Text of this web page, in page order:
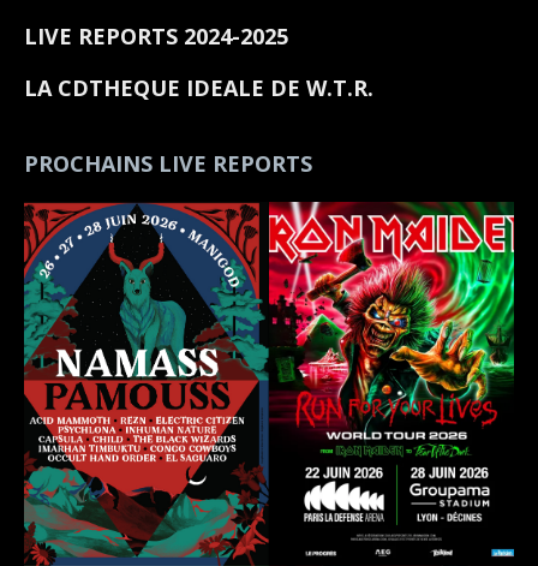
LIVE REPORTS 2024-2025
LA CDTHEQUE IDEALE DE W.T.R.
PROCHAINS LIVE REPORTS